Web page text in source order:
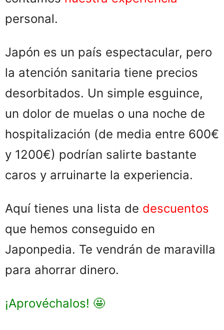
personal.
Japón es un país espectacular, pero
la atención sanitaria tiene precios
desorbitados. Un simple esguince,
un dolor de muelas o una noche de
hospitalización (de media entre 600€
y 1200€) podrían salirte bastante
caros y arruinarte la experiencia.
Aquí tienes una lista de descuentos
que hemos conseguido en
Japonpedia. Te vendrán de maravilla
para ahorrar dinero.
¡Aprovéchalos! 🤩